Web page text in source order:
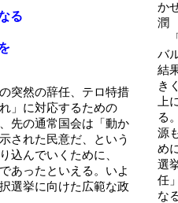
る
突然の辞任、テロ特措
」に対応するための
先の通常国会は「動か
された民意だ、という
込んでいくために、
あったといえる。いよ
選挙に向けた広範な政
か
潤
「
バ
結
き
上
る
源
め
選
任
な